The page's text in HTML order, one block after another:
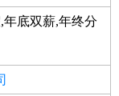
底双薪,年终分